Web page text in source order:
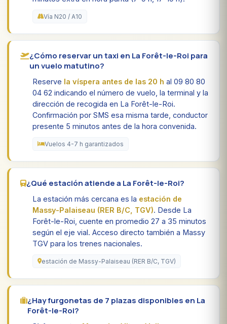
Vía N20 / A10
¿Cómo reservar un taxi en La Forêt-le-Roi para
un vuelo matutino?
Reserve la víspera antes de las 20 h al 09 80 80
04 62 indicando el número de vuelo, la terminal y la
dirección de recogida en La Forêt-le-Roi.
Confirmación por SMS esa misma tarde, conductor
presente 5 minutos antes de la hora convenida.
Vuelos 4-7 h garantizados
¿Qué estación atiende a La Forêt-le-Roi?
La estación más cercana es la estación de
Massy-Palaiseau (RER B/C, TGV). Desde La
Forêt-le-Roi, cuente en promedio 27 a 35 minutos
según el eje vial. Acceso directo también a Massy
TGV para los trenes nacionales.
estación de Massy-Palaiseau (RER B/C, TGV)
¿Hay furgonetas de 7 plazas disponibles en La
Forêt-le-Roi?